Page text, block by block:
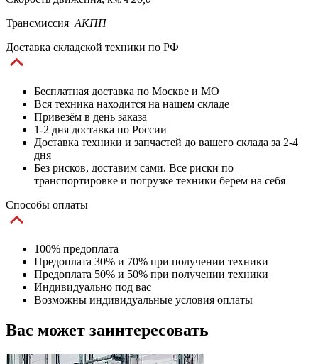
Трансмиссия АКПП
Доставка складской техники по РФ
Бесплатная доставка по Москве и МО
Вся техника находится на нашем складе
Привезём в день заказа
1-2 дня доставка по России
Доставка техники и запчастей до вашего склада за 2-4
дня
Без рисков, доставим сами. Все риски по
транспортировке и погрузке техники берем на себя
Способы оплаты
100% предоплата
Предоплата 30% и 70% при получении техники
Предоплата 50% и 50% при получении техники
Индивидуально под вас
Возможны индивидуальные условия оплаты
Вас может заинтересовать